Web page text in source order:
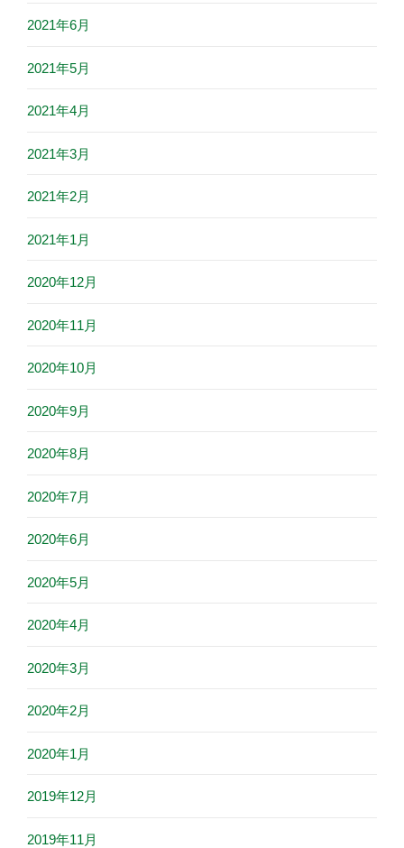
2021年6月
2021年5月
2021年4月
2021年3月
2021年2月
2021年1月
2020年12月
2020年11月
2020年10月
2020年9月
2020年8月
2020年7月
2020年6月
2020年5月
2020年4月
2020年3月
2020年2月
2020年1月
2019年12月
2019年11月